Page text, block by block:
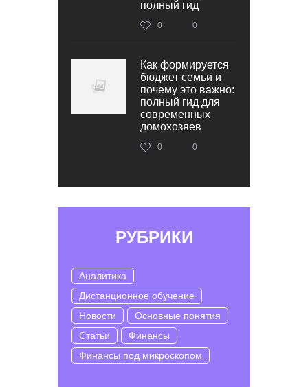
полный гид
0 0
Как формируется
бюджет семьи и
почему это важно:
полный гид для
современных
домохозяев
0 0
РУБРИКИ
Аналитика
Дистанционное обучение
Новости
Основные понятия
Статьи
Финансы
Финансы под микроскопом